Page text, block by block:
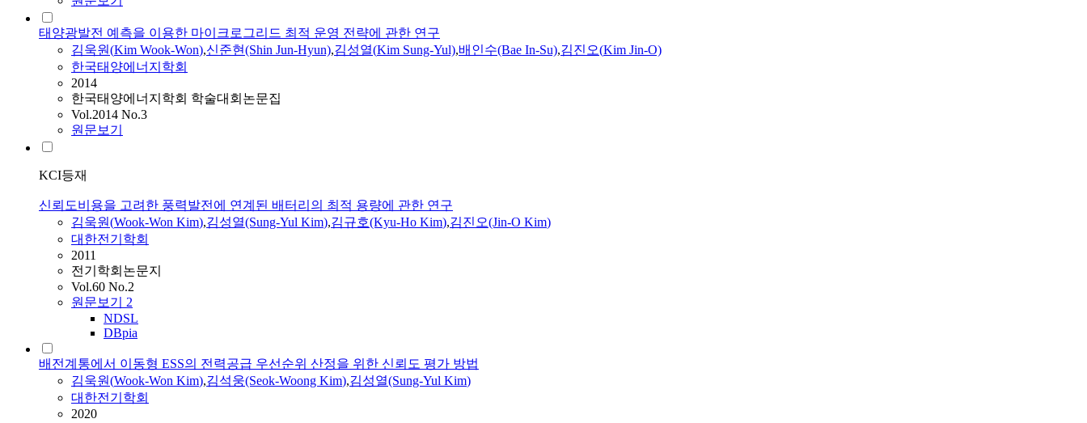
태양광발전 예측을 이용한 마이크로그리드 최적 운영 전략에 관한 연구
김욱원(Kim Wook-Won),신준현(Shin Jun-Hyun),김성열(Kim Sung-Yul),배인수(Bae In-Su),김진오(Kim Jin-O)
한국태양에너지학회
2014
한국태양에너지학회 학술대회논문집
Vol.2014 No.3
원문보기
KCI등재
신뢰도비용을 고려한 풍력발전에 연계된 배터리의 최적 용량에 관한 연구
김욱원(Wook-Won Kim),김성열(Sung-Yul Kim),김규호(Kyu-Ho Kim),김진오(Jin-O Kim)
대한전기학회
2011
전기학회논문지
Vol.60 No.2
원문보기 2
NDSL
DBpia
배전계통에서 이동형 ESS의 전력공급 우선순위 산정을 위한 신뢰도 평가 방법
김욱원(Wook-Won Kim),김석웅(Seok-Woong Kim),김성열(Sung-Yul Kim)
대한전기학회
2020